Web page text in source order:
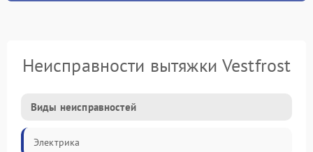
Неисправности вытяжки Vestfrost
Виды неисправностей
Электрика